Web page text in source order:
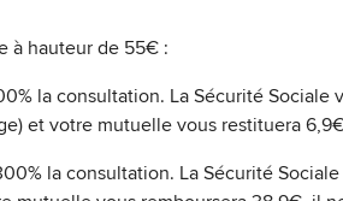
à hauteur de 55€ :
la consultation. La Sécurité Sociale
et votre mutuelle vous restituera
la consultation. La Sécurité